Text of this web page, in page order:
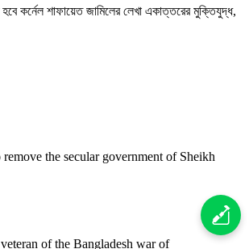
কর্নেল শাফায়েত জামিলের লেখা একাত্তরের মুক্তিযুদ্ধ,
the secular government of Sheikh
of the Bangladesh war of